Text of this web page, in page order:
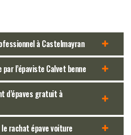
à Castelmayran
l’épaviste Calvet benne
d’épaves gratuit à
rachat épave voiture